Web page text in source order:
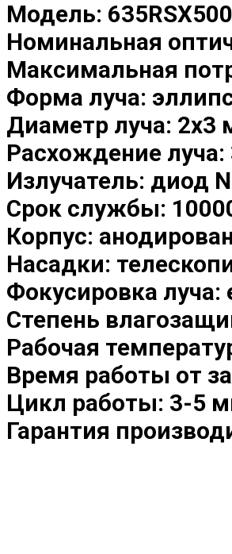
Модель: 635RSX500
Номинальная
Максимальная
Форма луча:
Диаметр луча: 2х3
Расхождение
Излучатель: диод
Срок службы:
Корпус:
Насадки:
Фокусировка луча:
Степень
Рабочая
Время работы от
Цикл работы: 3-5
Гарантия